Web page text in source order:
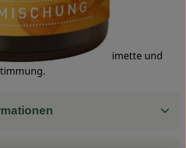
Rezepte
Duft aus Orange, Limette und